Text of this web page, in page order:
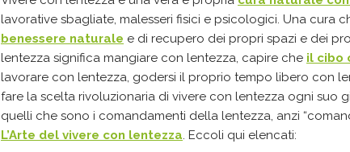
lavorative sbagliate, malesseri fisici e psicologici. Una cura
benessere naturale e di recupero dei propri spazi e dei
lentezza significa mangiare con lentezza, capire che il cibo
lavorare con lentezza, godersi il proprio tempo libero con
fare la scelta rivoluzionaria di vivere con lentezza ogni suo
quelli che sono i comandamenti della lentezza, anzi
L’Arte del vivere con lentezza. Eccoli qui elencati: